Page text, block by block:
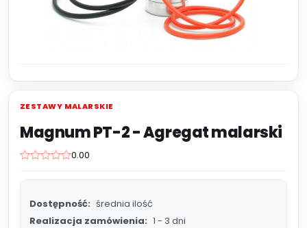
ZESTAWY MALARSKIE
Magnum PT-2 - Agregat malarski
0.00
Dostępność: średnia ilość
Realizacja zamówienia: 1 - 3 dni